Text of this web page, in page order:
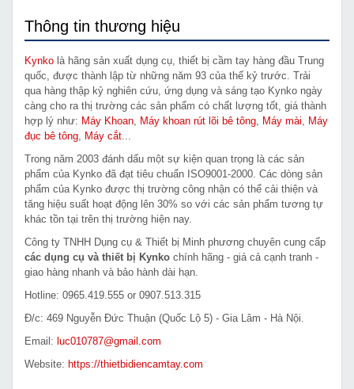
Thông tin thương hiệu
Kynko là hãng sản xuất dụng cụ, thiết bị cầm tay hàng đầu Trung
quốc, được thành lập từ những năm 93 của thế kỷ trước. Trải
qua hàng thập kỷ nghiên cứu, ứng dụng và sáng tạo Kynko ngày
càng cho ra thị trường các sản phẩm có chất lượng tốt, giá thành
hợp lý như: Máy Khoan, Máy khoan rút lõi bê tông, Máy mài, Máy
đục bê tông, Máy cắt...
Trong năm 2003 đánh dấu một sự kiện quan trọng là các sản
phẩm của Kynko đã đạt tiêu chuẩn ISO9001-2000. Các dòng sản
phẩm của Kynko được thị trường công nhận có thể cải thiện và
tăng hiệu suất hoạt động lên 30% so với các sản phẩm tương tự
khác tồn tại trên thị trường hiện nay.
Công ty TNHH Dụng cụ & Thiết bị Minh phương chuyên cung cấp
các dụng cụ và thiết bị Kynko chính hãng - giá cả cạnh tranh -
giao hàng nhanh và bảo hành dài hạn.
Hotline: 0965.419.555 or 0907.513.315
Đ/c: 469 Nguyễn Đức Thuận (Quốc Lộ 5) - Gia Lâm - Hà Nội.
Email: luc010787@gmail.com
Website: https://thietbidiencamtay.com